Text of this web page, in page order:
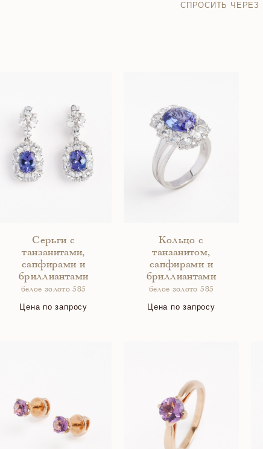
СПРОСИТЬ ЧЕРЕЗ
Серьги с
танзанитами,
сапфирами и
бриллиантами
белое золото 585
Цена по запросу
Кольцо с
танзанитом,
сапфирами и
бриллиантами
белое золото 585
Цена по запросу